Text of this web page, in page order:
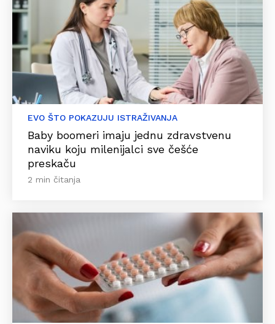
EVO ŠTO POKAZUJU ISTRAŽIVANJA
Baby boomeri imaju jednu zdravstvenu
naviku koju milenijalci sve češće
preskaču
2 min čitanja